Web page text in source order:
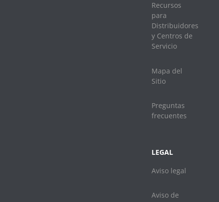
Recursos
para
Distribuidores
y Centros de
Servicio
Mapa del
Sitio
Preguntas
frecuentes
LEGAL
Aviso legal
Aviso de